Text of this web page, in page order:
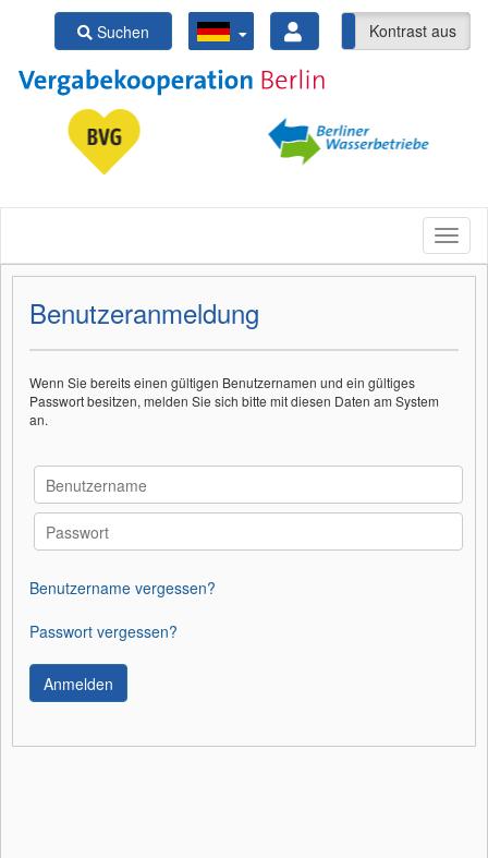
Suchen Kontrast ein Kontrast aus
Benutzeranmeldung
Wenn Sie bereits einen gültigen Benutzernamen und ein gültiges
Passwort besitzen, melden Sie sich bitte mit diesen Daten am System
an.
Benutzername vergessen?
Passwort vergessen?